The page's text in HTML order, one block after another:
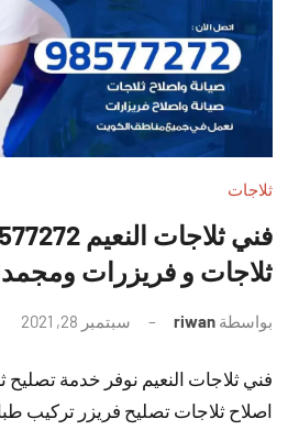
ثلاجات
ثلاجات و فريزرات
بواسطة riwan سبتمبر 28, 2021
فني ثلاجات النعيم نوفر خدمة
اصلاح ثلاجات تصليح فريزر تركيب